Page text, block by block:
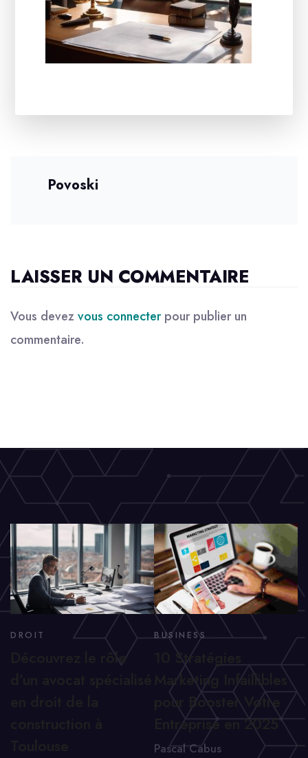
Povoski
LAISSER UN COMMENTAIRE
Vous devez vous connecterpour publier un
commentaire.
DROIT
Découvrez le rôle
BUSINESS
10 Stratégies
Marketing Infaillibles
pour Booster Votre
Entreprise en 2025
Pascal Cabus